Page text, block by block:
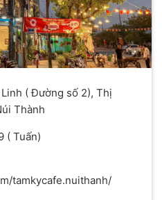
( Đường số 2), Thị
Thành
( Tuấn)
tamkycafe.nuithanh/